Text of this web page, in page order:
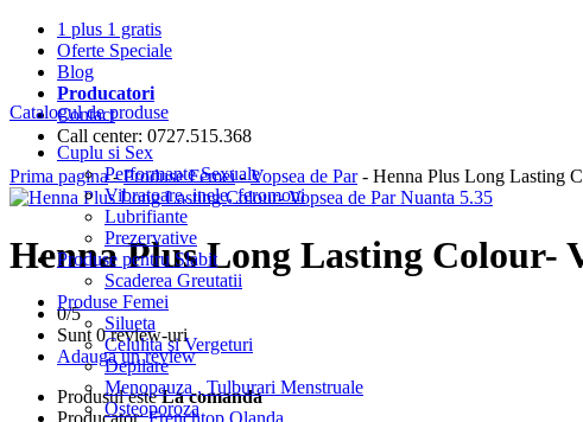
1 plus 1 gratis
Oferte Speciale
Blog
Producatori
Contact
Call center: 0727.515.368
Catalogul de produse
Cuplu si Sex
Performante Sexuale
Vibratoare, inele, feromoni
Lubrifiante
Prezervative
Produse pentru Slabit
Scaderea Greutatii
Produse Femei
Silueta
Celulita si Vergeturi
Depilare
Menopauza , Tulburari Menstruale
Osteoporoza
Prima pagina-Produse Femei-Vopsea de Par- Henna Plus Long Lasting
Henna Plus Long Lasting Colour-
0/5
Sunt 0 review-uri
Adauga un review
Produsul esteLa comanda
Producator:Frenchtop Olanda